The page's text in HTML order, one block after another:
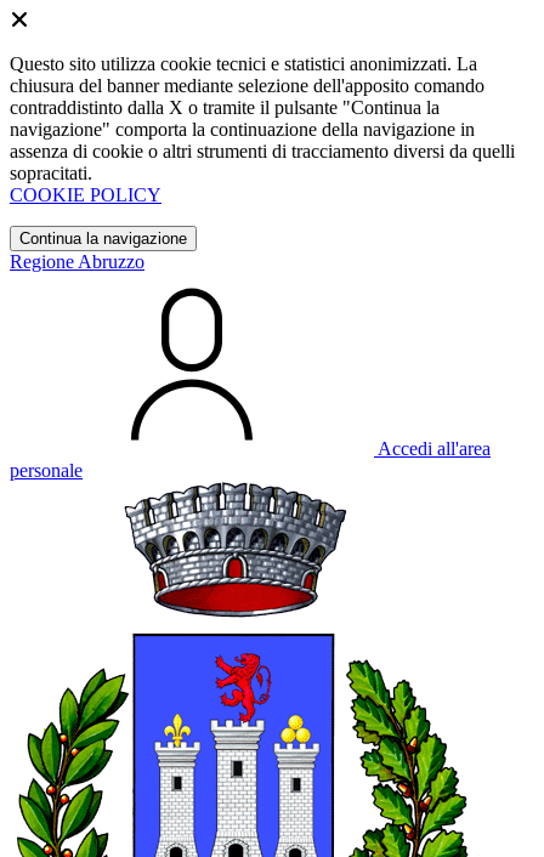
Questo sito utilizza cookie tecnici e statistici anonimizzati. La
chiusura del banner mediante selezione dell'apposito comando
contraddistinto dalla X o tramite il pulsante "Continua la
navigazione" comporta la continuazione della navigazione in
assenza di cookie o altri strumenti di tracciamento diversi da quelli
sopracitati.
COOKIE POLICY
Continua la navigazione
Regione Abruzzo
Accedi all'area
personale